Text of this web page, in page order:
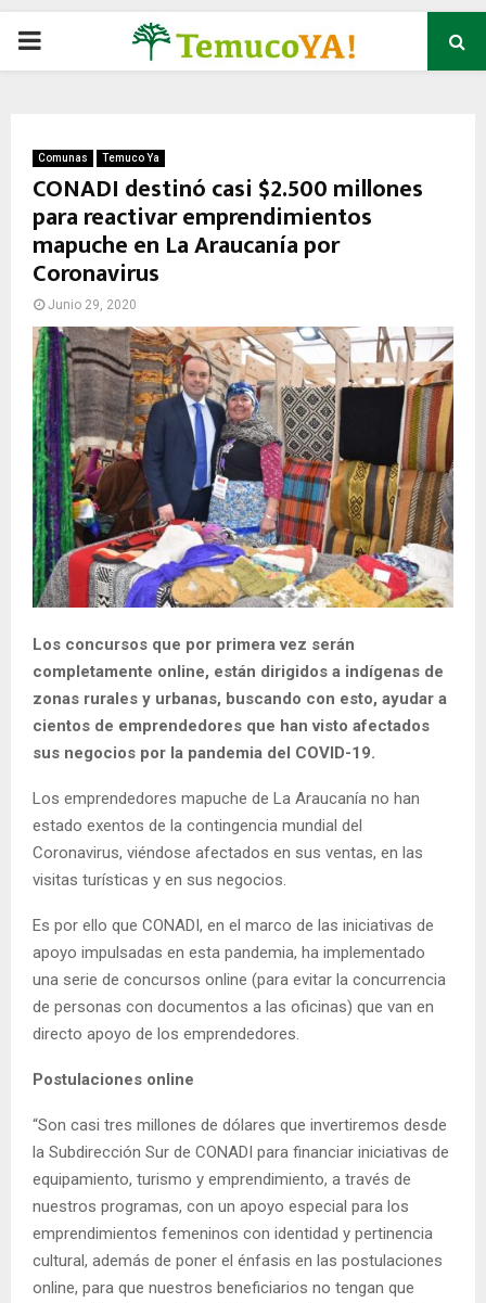
P
M
A
R
Y
M
E
N
Comunas Temuco Ya
CONADI destinó casi $2.500 millones
para reactivar emprendimientos
mapuche en La Araucanía por
Coronavirus
Junio 29, 2020
Los concursos que por primera vez serán
completamente online, están dirigidos a indígenas de
zonas rurales y urbanas, buscando con esto, ayudar a
cientos de emprendedores que han visto afectados
sus negocios por la pandemia del COVID-19.
Los emprendedores mapuche de La Araucanía no han
estado exentos de la contingencia mundial del
Coronavirus, viéndose afectados en sus ventas, en las
visitas turísticas y en sus negocios.
Es por ello que CONADI, en el marco de las iniciativas de
apoyo impulsadas en esta pandemia, ha implementado
una serie de concursos online (para evitar la concurrencia
de personas con documentos a las oficinas) que van en
directo apoyo de los emprendedores.
Postulaciones online
“Son casi tres millones de dólares que invertiremos desde
la Subdirección Sur de CONADI para financiar iniciativas de
equipamiento, turismo y emprendimiento, a través de
nuestros programas, con un apoyo especial para los
emprendimientos femeninos con identidad y pertinencia
cultural, además de poner el énfasis en las postulaciones
online, para que nuestros beneficiarios no tengan que